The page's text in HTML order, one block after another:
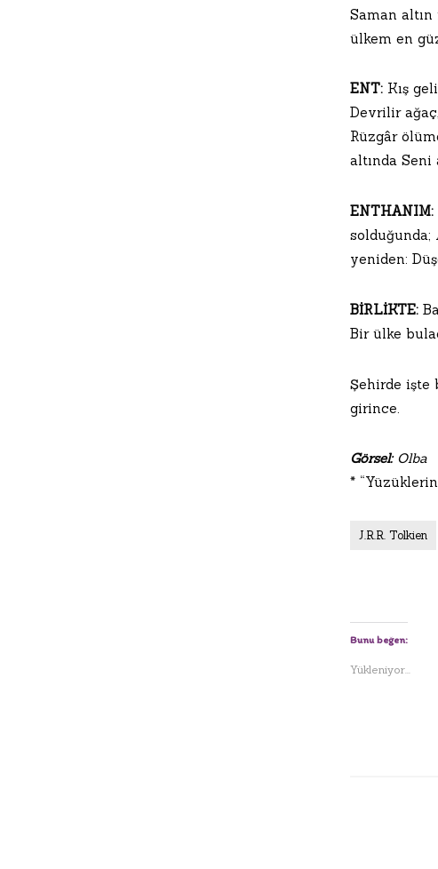
Saman altın
ülkem en
ENT: Kış
Devrilir
Rüzgâr
altında Seni
ENTHANIM:
solduğunda;
yeniden:
BİRLİKTE:
Bir ülke
Şehirde işte
girince.
Görsel:Olba
*
J.R.R. Tolkien
Bunu beğen:
Yükleniyor...